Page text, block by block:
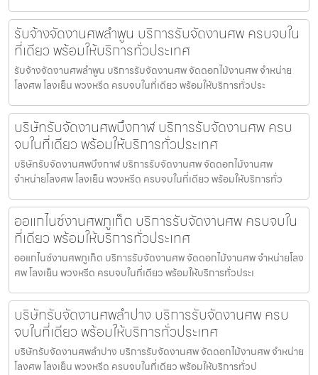
รับจ้างจัดงานศพลำพูน บริการรับจัดงานศพ ครบจบใน
ที่เดียว พร้อมให้บริการทั่วประเทศ
รับจ้างจัดงานศพลำพูน บริการรับจัดงานศพ จัดดอกไม้งานศพ จำหน่าย
โลงศพ โลงเย็น พวงหรีด ครบจบในที่เดียว พร้อมให้บริการทั่วประ
บริษัทรับจัดงานศพบึงกาฬ บริการรับจัดงานศพ ครบ
จบในที่เดียว พร้อมให้บริการทั่วประเทศ
บริษัทรับจัดงานศพบึงกาฬ บริการรับจัดงานศพ จัดดอกไม้งานศพ
จำหน่ายโลงศพ โลงเย็น พวงหรีด ครบจบในที่เดียว พร้อมให้บริการทั่ว
ออแกไนซ์งานศพภูเก็ต บริการรับจัดงานศพ ครบจบใน
ที่เดียว พร้อมให้บริการทั่วประเทศ
ออแกไนซ์งานศพภูเก็ต บริการรับจัดงานศพ จัดดอกไม้งานศพ จำหน่ายโลง
ศพ โลงเย็น พวงหรีด ครบจบในที่เดียว พร้อมให้บริการทั่วประเ
บริษัทรับจัดงานศพลำปาง บริการรับจัดงานศพ ครบ
จบในที่เดียว พร้อมให้บริการทั่วประเทศ
บริษัทรับจัดงานศพลำปาง บริการรับจัดงานศพ จัดดอกไม้งานศพ จำหน่าย
โลงศพ โลงเย็น พวงหรีด ครบจบในที่เดียว พร้อมให้บริการทั่วป